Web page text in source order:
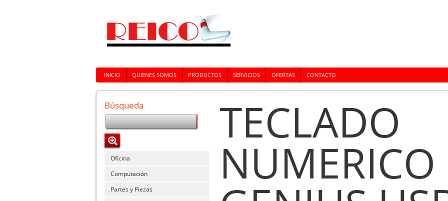
INICIO QUIENES SOMOS PRODUCTOS SERVICIOS OFERTAS CONTACTO
Búsqueda
Oficina
Computación
Partes y Piezas
TECLADO
NUMERICO